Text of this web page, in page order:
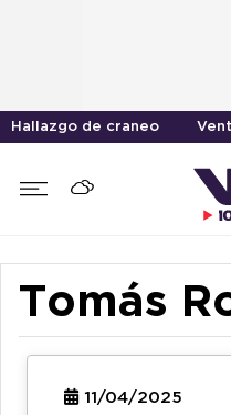
Hallazgo de craneo
Tomás
11/04/2025